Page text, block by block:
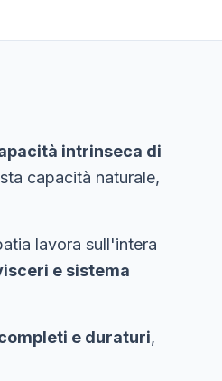
intrinseca di
capacità naturale,
lavora sull'intera
e sistema
e duraturi,